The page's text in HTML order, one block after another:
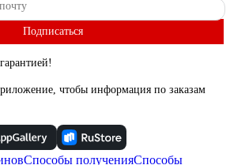
Подписаться
чтобы информация по заказам
Способы полученияСпособы